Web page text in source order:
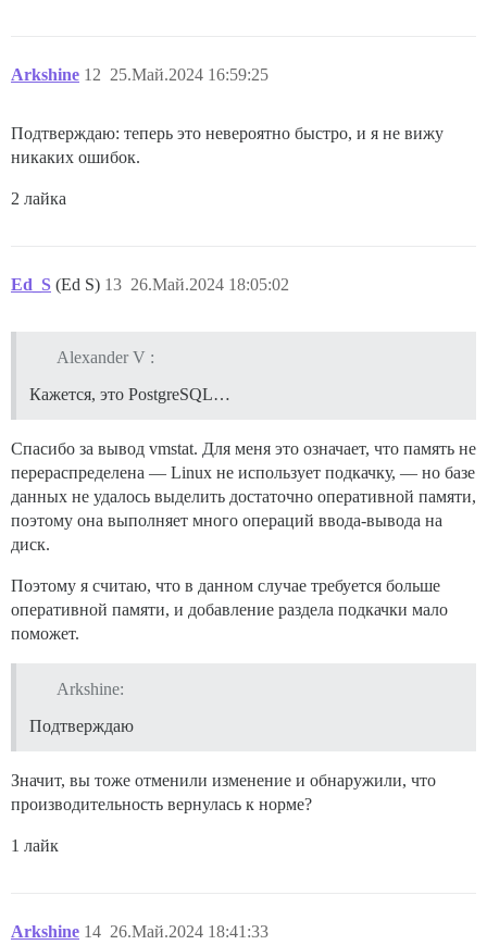
Arkshine 25.Май.2024 16:59:25
12
Подтверждаю: теперь это невероятно быстро, и я не вижу
никаких ошибок.
2 лайка
Ed_S (Ed S) 26.Май.2024 18:05:02
13
Alexander V :
Кажется, это PostgreSQL…
Спасибо за вывод vmstat. Для меня это означает, что память не
перераспределена — Linux не использует подкачку, — но базе
данных не удалось выделить достаточно оперативной памяти,
поэтому она выполняет много операций ввода-вывода на
диск.
Поэтому я считаю, что в данном случае требуется больше
оперативной памяти, и добавление раздела подкачки мало
поможет.
Arkshine:
Подтверждаю
Значит, вы тоже отменили изменение и обнаружили, что
производительность вернулась к норме?
1 лайк
Arkshine 26.Май.2024 18:41:33
14